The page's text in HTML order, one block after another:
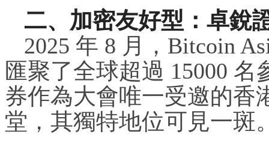
二、加密友好型：卓銳
2025 年 8 月，Bitcoin
匯聚了全球超過 15000
券作為大會唯一受邀的香
堂，其獨特地位可見一斑